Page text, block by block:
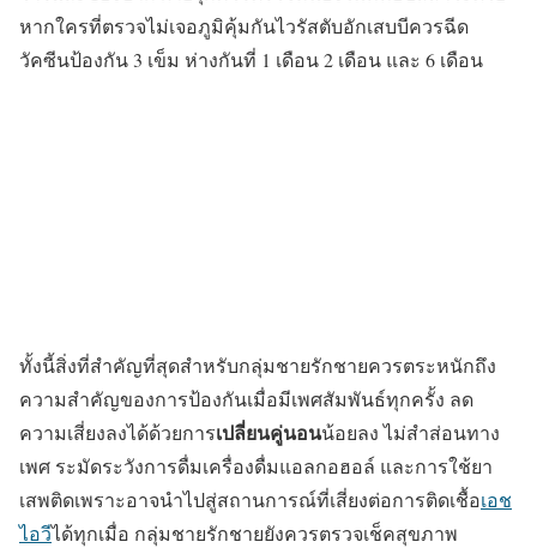
หากใครที่ตรวจไม่เจอภูมิคุ้มกันไวรัสตับอักเสบบีควรฉีด
วัคซีนป้องกัน 3 เข็ม ห่างกันที่ 1 เดือน 2 เดือน และ 6 เดือน
ทั้งนี้สิ่งที่สำคัญที่สุดสำหรับกลุ่มชายรักชายควรตระหนักถึง
ความสำคัญของการป้องกันเมื่อมีเพศสัมพันธ์ทุกครั้ง ลด
ความเสี่ยงลงได้ด้วยการเปลี่ยนคู่นอนน้อยลง ไม่สำส่อนทาง
เพศ ระมัดระวังการดื่มเครื่องดื่มแอลกอฮอล์ และการใช้ยา
เสพติดเพราะอาจนำไปสู่สถานการณ์ที่เสี่ยงต่อการติดเชื้อเอช
ไอวีได้ทุกเมื่อ กลุ่มชายรักชายยังควรตรวจเช็คสุขภาพ